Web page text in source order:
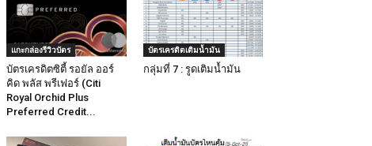
แกะกล่องรีวิวบัตร
บัตรเครดิตซิตี้ รอยัล ออร์
คิด พลัส พรีเฟอร์ (Citi
Royal Orchid Plus
Preferred Credit...
บัตรเครดิตเติมน้ำมัน
กลุ่มที่ 7 : รูดเติมน้ำมัน